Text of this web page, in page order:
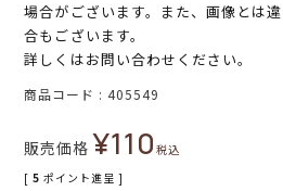
場合がございます。また、画像とは
合もございます。
詳しくはお問い合わせください。
商品コード 405549
販売価格 ¥110税込
[ 5 ポイント進呈 ]